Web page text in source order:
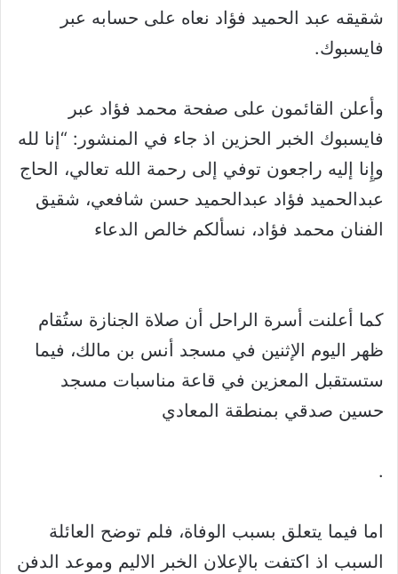
شقيقه عبد الحميد فؤاد نعاه على حسابه عبر
فايسبوك.
وأعلن القائمون على صفحة محمد فؤاد عبر
فايسبوك الخبر الحزين اذ جاء في المنشور: “إنا لله
وإِنا إليه راجعون توفي إلى رحمة الله تعالي، الحاج
عبدالحميد فؤاد عبدالحميد حسن شافعي، شقيق
الفنان محمد فؤاد، نسألكم خالص الدعاء
كما أعلنت أسرة الراحل أن صلاة الجنازة ستُقام
ظهر اليوم الإثنين في مسجد أنس بن مالك، فيما
ستستقبل المعزين في قاعة مناسبات مسجد
حسين صدقي بمنطقة المعادي
.
اما فيما يتعلق بسبب الوفاة، فلم توضح العائلة
السبب اذ اكتفت بالإعلان الخبر الاليم وموعد الدفن